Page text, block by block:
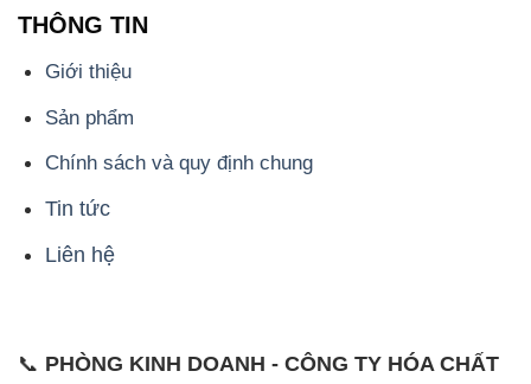
THÔNG TIN
Giới thiệu
Sản phẩm
Chính sách và quy định chung
Tin tức
Liên hệ
📞 PHÒNG KINH DOANH - CÔNG TY HÓA CHẤT